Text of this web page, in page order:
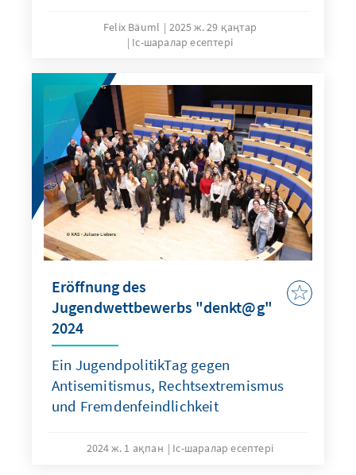
Felix Bäuml
2025 ж. 29 қаңтар
Іс-шаралар есептері
Eröffnung des
Jugendwettbewerbs "denkt@g"
2024
Ein JugendpolitikTag gegen
Antisemitismus, Rechtsextremismus
und Fremdenfeindlichkeit
2024 ж. 1 ақпан Іс-шаралар есептері